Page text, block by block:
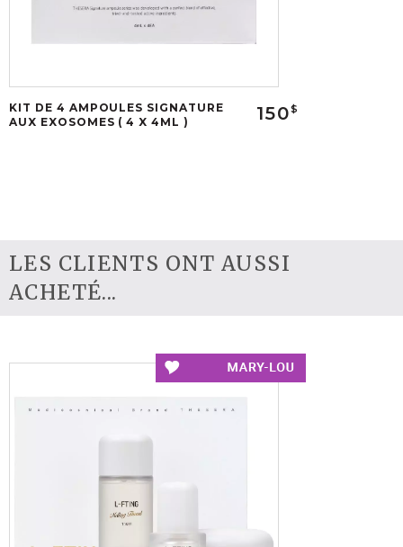
KIT DE 4 AMPOULES SIGNATURE
AUX EXOSOMES ( 4 X 4ML )
150$
LES CLIENTS ONT AUSSI
ACHETÉ...